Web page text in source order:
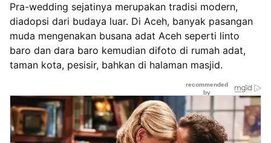
Pra-wedding sejatinya merupakan tradisi modern,
diadopsi dari budaya luar. Di Aceh, banyak pasangan
muda mengenakan busana adat Aceh seperti linto
baro dan dara baro kemudian difoto di rumah adat,
taman kota, pesisir, bahkan di halaman masjid.